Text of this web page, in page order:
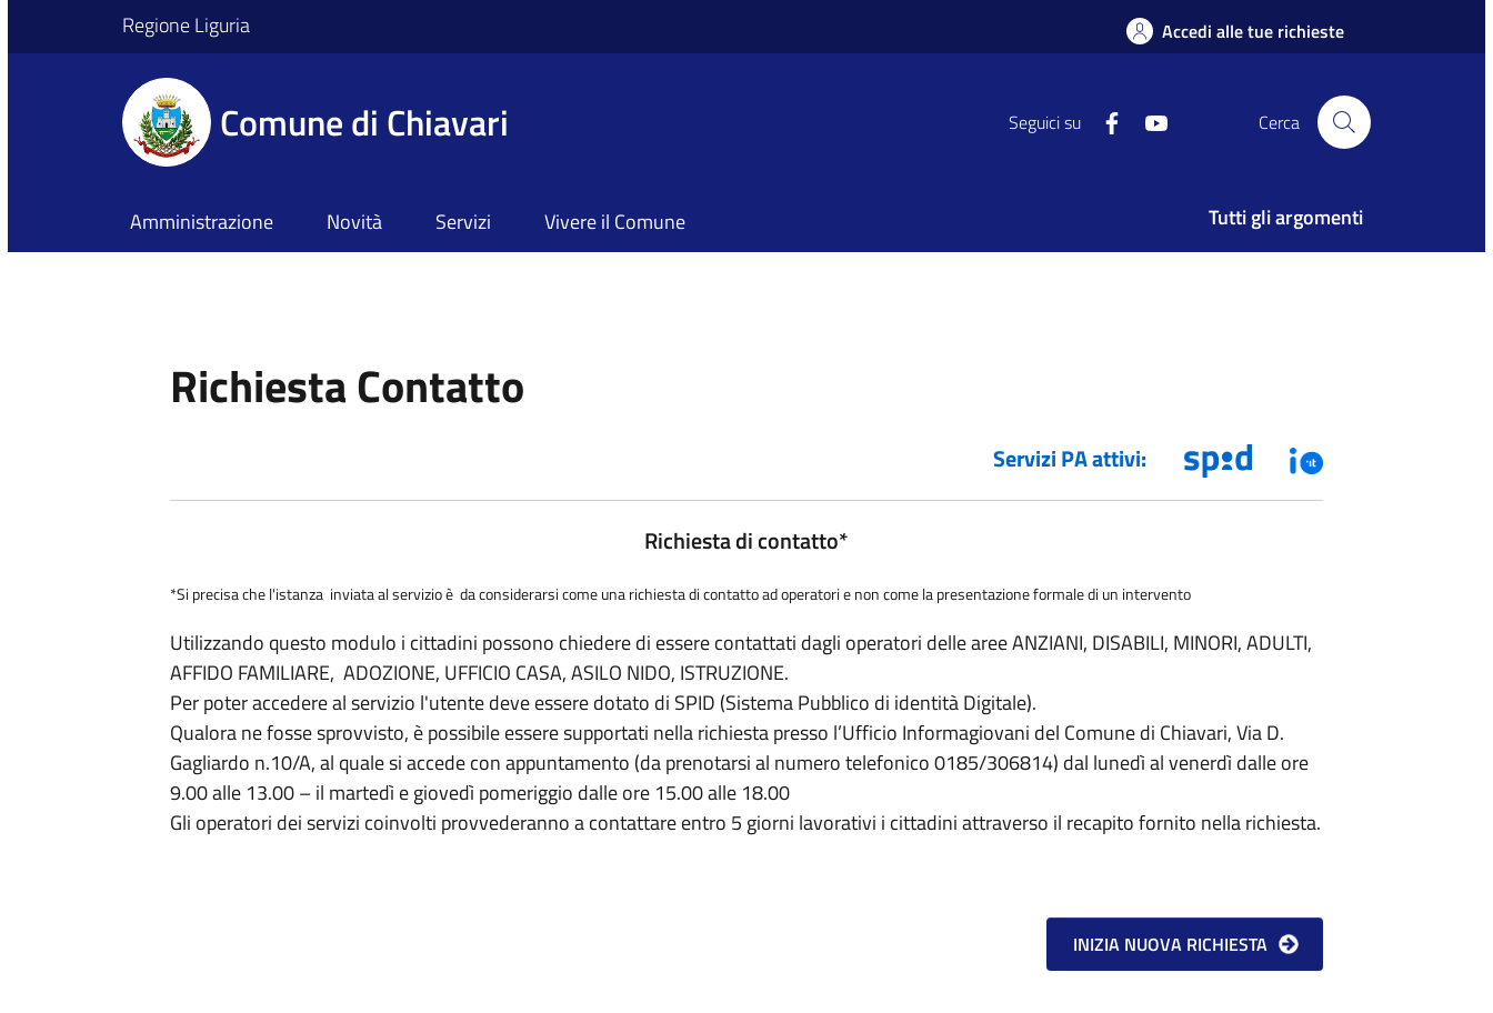
Regione Liguria Accedi alle tue richieste
Comune di Chiavari Seguici su facebook Cerca
Amministrazione Novità Servizi Vivere il Comune Tutti gli argomenti
Richiesta Contatto
Servizi PA attivi:
Richiesta di contatto*
*Si precisa che l'istanza inviata al servizio è da considerarsi come una richiesta di contatto ad operatori e non come la presentazione formale di un intervento
Utilizzando questo modulo i cittadini possono chiedere di essere contattati dagli operatori delle aree ANZIANI, DISABILI, MINORI, ADULTI,
AFFIDO FAMILIARE, ADOZIONE, UFFICIO CASA, ASILO NIDO, ISTRUZIONE.
Per poter accedere al servizio l'utente deve essere dotato di SPID (Sistema Pubblico di identità Digitale).
Qualora ne fosse sprovvisto, è possibile essere supportati nella richiesta presso l’Ufficio Informagiovani del Comune di Chiavari, Via D.
Gagliardo n.10/A, al quale si accede con appuntamento (da prenotarsi al numero telefonico 0185/306814) dal lunedì al venerdì dalle ore
9.00 alle 13.00 – il martedì e giovedì pomeriggio dalle ore 15.00 alle 18.00
Gli operatori dei servizi coinvolti provvederanno a contattare entro 5 giorni lavorativi i cittadini attraverso il recapito fornito nella richiesta.